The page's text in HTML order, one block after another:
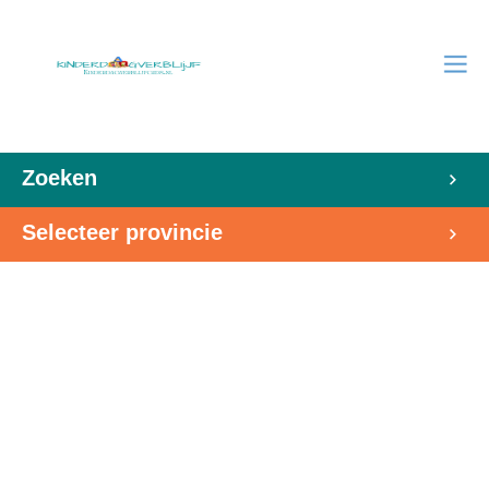
Zoeken
Selecteer provincie